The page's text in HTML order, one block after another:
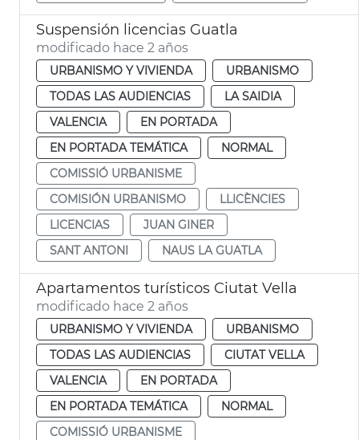
Suspensión licencias Guatla
modificado hace 2 años
URBANISMO Y VIVIENDA
URBANISMO
TODAS LAS AUDIENCIAS
LA SAIDIA
VALENCIA
EN PORTADA
EN PORTADA TEMÁTICA
NORMAL
COMISSIÓ URBANISME
COMISIÓN URBANISMO
LLICÈNCIES
LICENCIAS
JUAN GINER
SANT ANTONI
NAUS LA GUATLA
Apartamentos turísticos Ciutat Vella
modificado hace 2 años
URBANISMO Y VIVIENDA
URBANISMO
TODAS LAS AUDIENCIAS
CIUTAT VELLA
VALENCIA
EN PORTADA
EN PORTADA TEMÁTICA
NORMAL
COMISSIÓ URBANISME